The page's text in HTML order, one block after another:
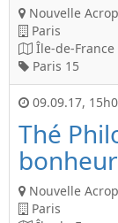
Nouvelle
Paris
Île-de-France
Paris 15
09.09.17,
Thé
Nouvelle
Paris